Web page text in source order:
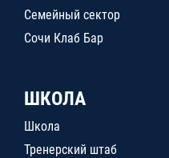
Семейный сектор
Сочи Клаб Бар
ШКОЛА
Школа
Тренерский штаб